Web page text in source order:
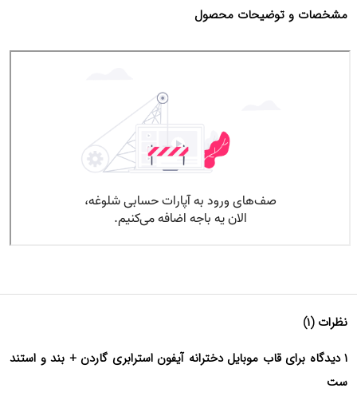
مشخصات و توضیحات محصول
نظرات (۱)
۱ دیدگاه برای قاب موبایل دخترانه آیفون استرابری گاردن + بند و استند
ست